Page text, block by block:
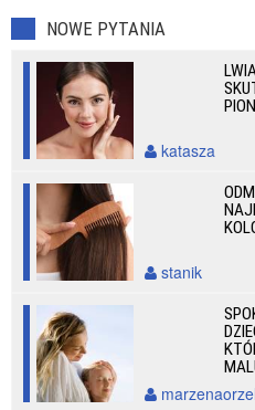
NOWE PYTANIA
katasza
stanik
marzenaorzel